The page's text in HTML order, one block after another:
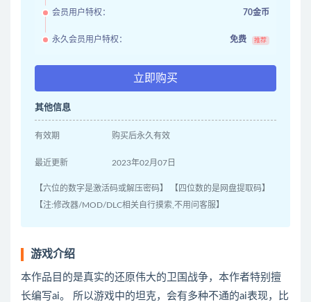
会员用户特权： 70金币
永久会员用户特权： 免费 推荐
立即购买
其他信息
有效期 购买后永久有效
最近更新 2023年02月07日
【六位的数字是激活码或解压密码】 【四位数的是网盘提取码】
【注:修改器/MOD/DLC相关自行摸索,不用问客服】
游戏介绍
本作品目的是真实的还原伟大的卫国战争，本作者特别擅
长编写ai。 所以游戏中的坦克，会有多种不通的ai表现，比